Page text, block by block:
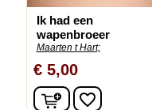
Ik had een
wapenbroeer
Maarten t Hart;
€ 5,00
In winkelwagen
favorite_border